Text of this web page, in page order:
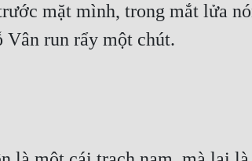
mặt mình, trong mắt lửa
Vân run rẩy một chút.